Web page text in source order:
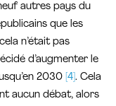
autres pays du
que les
n’était pas
d’augmenter le
2030 [4] . Cela
aucun débat, alors